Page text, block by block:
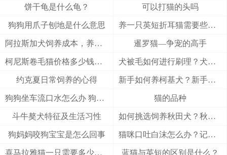
饼干龟是什么龟？ 可以打猫的头吗
狗狗用爪子刨地是什么意思 养一只英短折耳猫需要些什么
阿拉斯加犬饲养成本，养阿拉斯加犬一个月要多少钱？ 暹罗猫—争宠的高手
柯尼斯卷毛猫价格多少钱？柯尼斯卷毛猫的介绍 犬被毛如何进行刷理？犬被毛刷理方法！
约克夏日常饲养的心得 新手如何养柯基犬？新手养柯基的四大要点
狗狗坐车流口水怎么办 狗狗晕车会流口水 猫的品种
斗牛獒犬特征及生活习性 如何挑选饲养秋田犬？秋田犬有什么优缺点
狗妈妈咬狗宝宝是怎么回事 猫咪口吐白沫怎么办？记住这3招能救猫一命
喜马拉雅猫一只需要多少钱？ 蓝猫与英短的区别是什么？